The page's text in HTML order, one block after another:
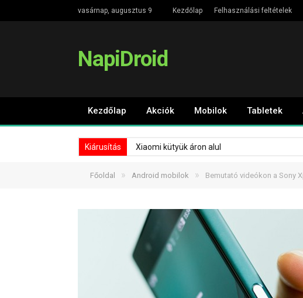
vasárnap, augusztus 9 Kezdőlap Felhasználási feltételek
NapiDroid
Kezdőlap Akciók Mobilok Tabletek
Kiárusítás Xiaomi kütyük áron alul
Főoldal » Android mobilok » Bemutató videókon a Sony